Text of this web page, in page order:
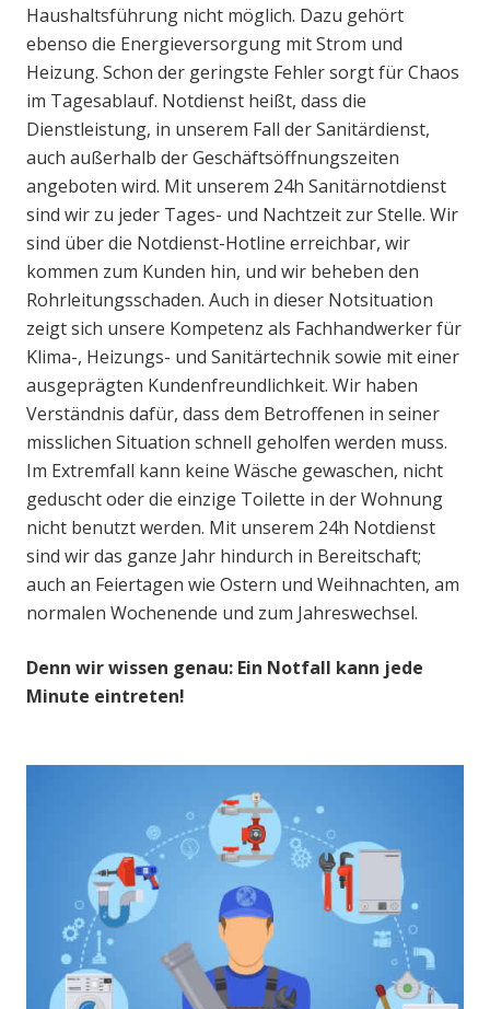
Haushaltsführung nicht möglich. Dazu gehört
ebenso die Energieversorgung mit Strom und
Heizung. Schon der geringste Fehler sorgt für Chaos
im Tagesablauf. Notdienst heißt, dass die
Dienstleistung, in unserem Fall der Sanitärdienst,
auch außerhalb der Geschäftsöffnungszeiten
angeboten wird. Mit unserem 24h Sanitärnotdienst
sind wir zu jeder Tages- und Nachtzeit zur Stelle. Wir
sind über die Notdienst-Hotline erreichbar, wir
kommen zum Kunden hin, und wir beheben den
Rohrleitungsschaden. Auch in dieser Notsituation
zeigt sich unsere Kompetenz als Fachhandwerker für
Klima-, Heizungs- und Sanitärtechnik sowie mit einer
ausgeprägten Kundenfreundlichkeit. Wir haben
Verständnis dafür, dass dem Betroffenen in seiner
misslichen Situation schnell geholfen werden muss.
Im Extremfall kann keine Wäsche gewaschen, nicht
geduscht oder die einzige Toilette in der Wohnung
nicht benutzt werden. Mit unserem 24h Notdienst
sind wir das ganze Jahr hindurch in Bereitschaft;
auch an Feiertagen wie Ostern und Weihnachten, am
normalen Wochenende und zum Jahreswechsel.
Denn wir wissen genau: Ein Notfall kann jede
Minute eintreten!